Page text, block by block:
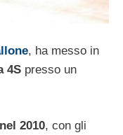
, ha messo in
4S presso un
2010, con gli